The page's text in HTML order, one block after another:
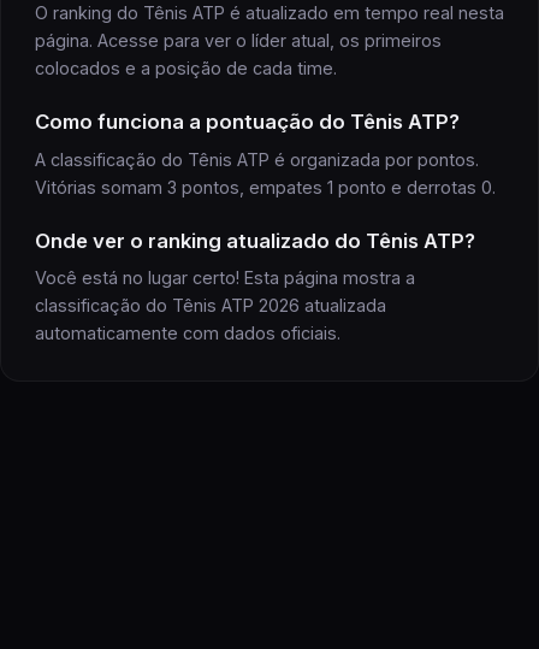
jogos
O ranking do Tênis ATP é atualizado em tempo real nesta
página. Acesse para ver o líder atual, os primeiros
colocados e a posição de cada time.
Como funciona a pontuação do Tênis ATP?
A classificação do Tênis ATP é organizada por pontos.
Vitórias somam 3 pontos, empates 1 ponto e derrotas 0.
Onde ver o ranking atualizado do Tênis ATP?
Você está no lugar certo! Esta página mostra a
classificação do Tênis ATP 2026 atualizada
automaticamente com dados oficiais.